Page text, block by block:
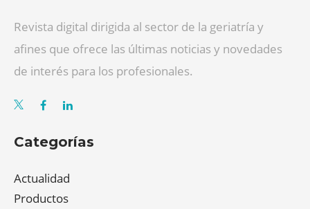
Revista digital dirigida al sector de la geriatría y
afines que ofrece las últimas noticias y novedades
de interés para los profesionales.
Categorías
Actualidad
Productos